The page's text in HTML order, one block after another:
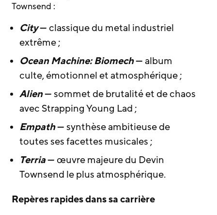
Townsend :
City— classique du metal industriel
extrême ;
Ocean Machine: Biomech— album
culte, émotionnel et atmosphérique ;
Alien— sommet de brutalité et de chaos
avec Strapping Young Lad ;
Empath— synthèse ambitieuse de
toutes ses facettes musicales ;
Terria— œuvre majeure du Devin
Townsend le plus atmosphérique.
Repères rapides dans sa carrière